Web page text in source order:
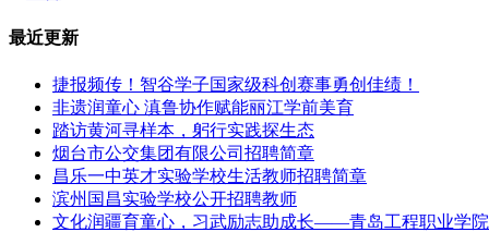
最近更新
捷报频传！智谷学子国家级科创赛事勇创佳绩！
非遗润童心 滇鲁协作赋能丽江学前美育
踏访黄河寻样本，躬行实践探生态
烟台市公交集团有限公司招聘简章
昌乐一中英才实验学校生活教师招聘简章
滨州国昌实验学校公开招聘教师
文化润疆育童心，习武励志助成长——青岛工程职业学